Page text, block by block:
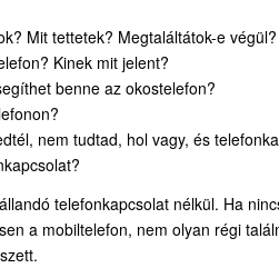
Mit tettetek? Megtaláltátok-e
Kinek mit jelent?
benne az okostelefon?
nem tudtad, hol vagy, és
telefonkapcsolat nélkül. Ha
a mobiltelefon, nem olyan régi